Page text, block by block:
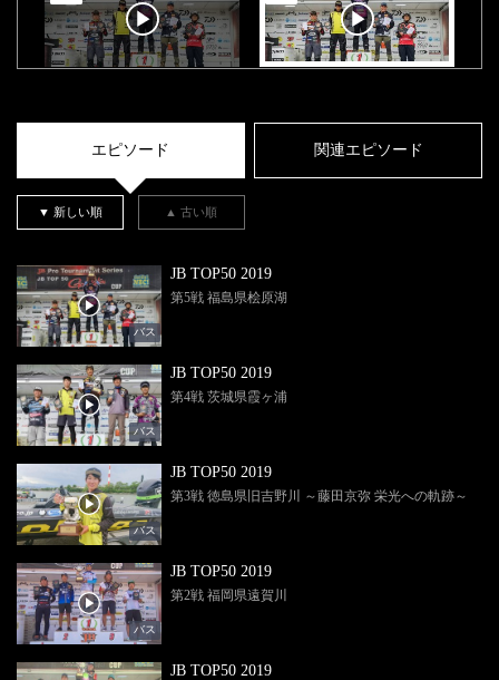
エピソード 関連エピソード
▼ 新しい順 ▲ 古い順
バス
JB TOP50 2019
第5戦 福島県桧原湖
バス
JB TOP50 2019
第4戦 茨城県霞ヶ浦
バス
JB TOP50 2019
第3戦 徳島県旧吉野川 ～藤田京弥 栄光への軌跡～
バス
JB TOP50 2019
第2戦 福岡県遠賀川
JB TOP50 2019